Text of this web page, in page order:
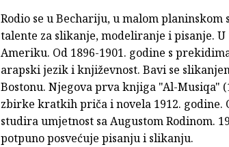
Rodio se u Bechariju, u malom
talente za slikanje, modeliranje i pisanje.
Ameriku. Od 1896-1901. godine s
arapski jezik i književnost. Bavi se
Bostonu. Njegova prva knjiga "Al-Musiqa"
zbirke kratkih priča i novela 1912. godine.
studira umjetnost sa Augustom Rodinom.
potpuno posvećuje pisanju i slikanju.